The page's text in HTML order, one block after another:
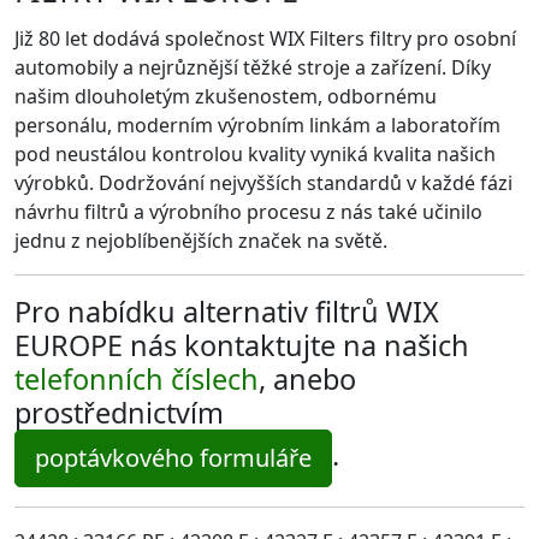
Již 80 let dodává společnost WIX Filters filtry pro osobní
automobily a nejrůznější těžké stroje a zařízení. Díky
našim dlouholetým zkušenostem, odbornému
personálu, moderním výrobním linkám a laboratořím
pod neustálou kontrolou kvality vyniká kvalita našich
výrobků. Dodržování nejvyšších standardů v každé fázi
návrhu filtrů a výrobního procesu z nás také učinilo
jednu z nejoblíbenějších značek na světě.
Pro nabídku alternativ filtrů WIX
EUROPE nás kontaktujte na našich
telefonních číslech, anebo
prostřednictvím
poptávkového formuláře .